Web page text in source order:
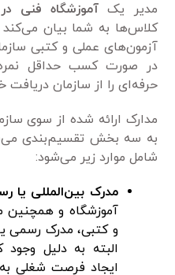
مدیر یک آموزشگاه فنی در
کلاس‌ها به شما بیان می‌کند
آزمون‌های عملی و کتبی
در صورت کسب حداقل
حرفه‌ای را از سازمان دریافت
مدارک ارائه شده از سوی
به سه بخش تقسیم‌بندی
شامل موارد زیر می‌شود:
مدرک بین‌المللی یا
آموزشگاه و همچنین
و کتبی، مدرک رسمی
البته به دلیل
ایجاد فرصت شغلی